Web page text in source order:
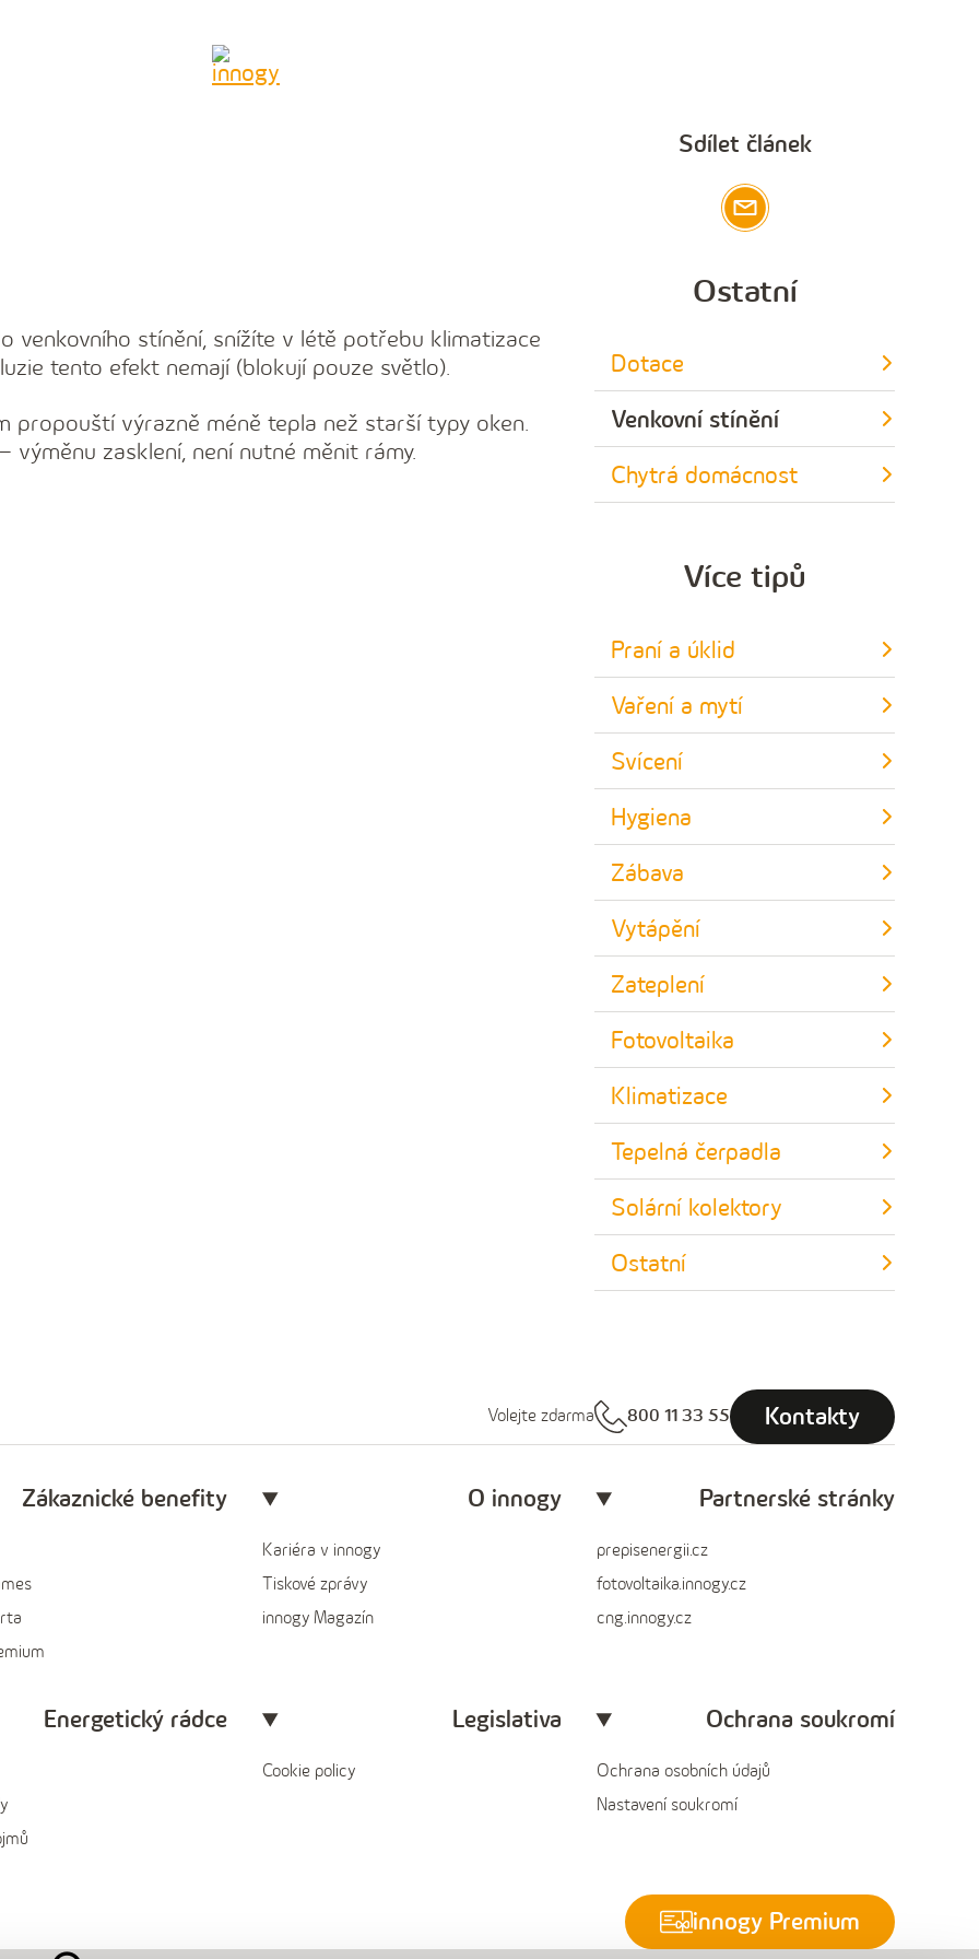
venkovního stínění, snížíte v létě potřebu klimatizace
tento efekt nemají (blokují pouze světlo).
propouští výrazně méně tepla než starší typy oken.
výměnu zasklení, není nutné měnit rámy.
Sdílet článek
Ostatní
Dotace
Venkovní stínění
Chytrá domácnost
Více tipů
Praní a úklid
Vaření a mytí
Svícení
Hygiena
Zábava
Vytápění
Zateplení
Fotovoltaika
Klimatizace
Tepelná čerpadla
Solární kolektory
Ostatní
Volejte zdarma 800 11 33 55 Kontakty
Zákaznické benefity O innogy
Kariéra v innogy
Tiskové zprávy
innogy Magazín
Partnerské stránky
prepisenergii.cz
fotovoltaika.innogy.cz
cng.innogy.cz
Energetický rádce Legislativa
Cookie policy
Ochrana soukromí
Ochrana osobních údajů
Nastavení soukromí
innogy Premium